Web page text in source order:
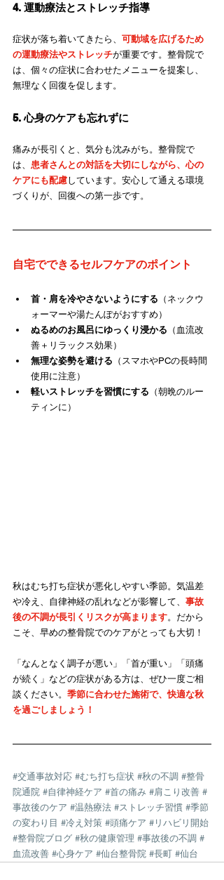
4. 運動療法とストレッチ指導
症状が落ち着いてきたら、 可動域を広げるため
の運動療法やストレッチが重要です。整骨院で
は、個々の症状に合わせたメニューを提案し、
無理なく回復を促します。
5. 心身のケアも忘れずに
痛みが長引くと、気分も沈みがち。整骨院で
は、 患者さんとの対話を大切にしながら、心の
ケアにも配慮しています。安心して通える環境
づくりが、回復への第一歩です。
自宅でできるセルフケアのポイント
首・肩を冷やさないようにする （ネックウ
ォーマーや湯たんぽがおすすめ）
ぬるめのお風呂にゆっくり浸かる （血流改
善＋リラックス効果）
無理な姿勢を避ける （スマホやPCの長時間
使用に注意）
軽いストレッチを習慣にする （朝晩のルー
ティンに）
秋はむち打ち症状が悪化しやすい季節。気温差
や冷え、自律神経の乱れなどが影響して、 事故
後の不調が長引くリスクが高まります。だから
こそ、早めの整骨院でのケアがとっても大切！
「なんとなく調子が悪い」「首が重い」「頭痛
が続く」などの症状がある方は、ぜひ一度ご相
談ください。 季節に合わせた施術で、快適な秋
を過ごしましょう！
#交通事故対応 #むち打ち症状 #秋の不調 #整骨
院通院 #自律神経ケア #首の痛み #肩こり改善 #
事故後のケア #温熱療法 #ストレッチ習慣 #季節
の変わり目 #冷え対策 #頭痛ケア #リハビリ開始
#整骨院ブログ #秋の健康管理 #事故後の不調 #
血流改善 #心身ケア #仙台整骨院 #長町 #仙台